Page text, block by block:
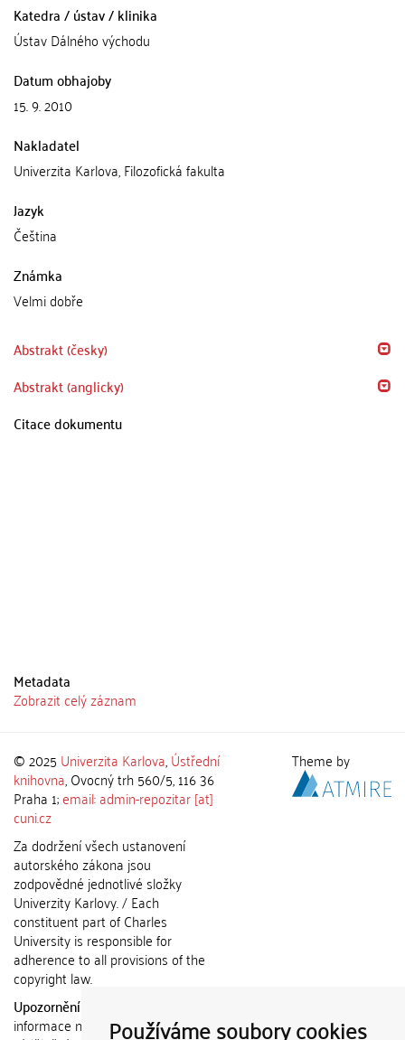
Používáme soubory cookies
Katedra / ústav / klinika
Ústav Dálného východu
Datum obhajoby
15. 9. 2010
Nakladatel
Univerzita Karlova, Filozofická fakulta
Jazyk
Čeština
Známka
Velmi dobře
Abstrakt (česky)
Abstrakt (anglicky)
Citace dokumentu
Metadata
Zobrazit celý záznam
© 2025 Univerzita Karlova,Ústřední
knihovna, Ovocný trh 560/5, 116 36
Praha 1;email: admin-repozitar [at]
cuni.cz
Za dodržení všech ustanovení
autorského zákona jsou
zodpovědné jednotlivé složky
Univerzity Karlovy. / Each
constituent part of Charles
University is responsible for
adherence to all provisions of the
copyright law.
Upozornění / Notice:
informace nemohou být použity k
Theme by